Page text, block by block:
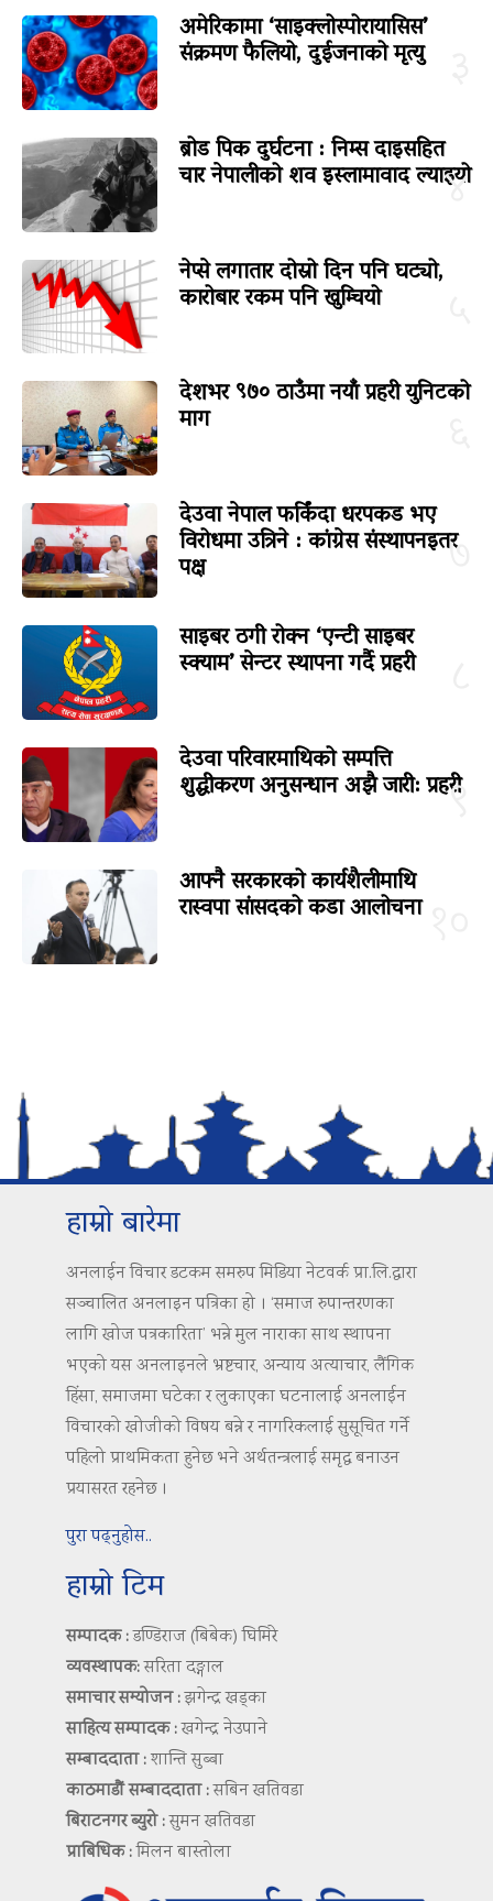
अमेरिकामा ‘साइक्लोस्पोरायासिस’
संक्रमण फैलियो, दुईजनाको मृत्यु
४
ब्रोड पिक दुर्घटना : निम्स दाइसहित
चार नेपालीको शव इस्लामावाद ल्याइयो
नेप्से लगातार दोस्रो दिन पनि घट्यो,
कारोबार रकम पनि खुम्चियो
देशभर ९७० ठाउँमा नयाँ प्रहरी युनिटको
माग
७
देउवा नेपाल फर्किंदा धरपकड भए
विरोधमा उत्रिने : कांग्रेस संस्थापनइतर
पक्ष
साइबर ठगी रोक्न ‘एन्टी साइबर
स्क्याम’ सेन्टर स्थापना गर्दै प्रहरी
९
देउवा परिवारमाथिको सम्पत्ति
शुद्धीकरण अनुसन्धान अझै जारी: प्रहरी
आफ्नै सरकारको कार्यशैलीमाथि
रास्वपा सांसदको कडा आलोचना
हाम्रो बारेमा
अनलाईन विचार डटकम समरुप मिडिया नेटवर्क प्रा.लि.द्वारा
सञ्चालित अनलाइन पत्रिका हो । ‘समाज रुपान्तरणका
लागि खोज पत्रकारिता’ भन्ने मुल नाराका साथ स्थापना
भएको यस अनलाइनले भ्रष्टचार, अन्याय अत्याचार, लैंगिक
हिंसा, समाजमा घटेका र लुकाएका घटनालाई अनलाईन
विचारको खोजीको विषय बन्ने र नागरिकलाई सुसूचित गर्ने
पहिलो प्राथमिकता हुनेछ भने अर्थतन्त्रलाई समृद्ध बनाउन
प्रयासरत रहनेछ ।
पुरा पढ्नुहोस..
हाम्रो टिम
सम्पादक :डण्डिराज (बिबेक) घिमिरे
व्यवस्थापक:सरिता दङ्गाल
समाचार सम्योजन :झगेन्द्र खड्का
साहित्य सम्पादक :खगेन्द्र नेउपाने
सम्बाददाता :शान्ति सुब्बा
काठमाडौं सम्बाददाता :सबिन खतिवडा
बिराटनगर ब्युरो :सुमन खतिवडा
प्राबिधिक :मिलन बास्तोला